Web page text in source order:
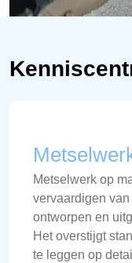
Metselwerk op
vervaardigen
ontworpen en
Het overstijgt
te leggen op